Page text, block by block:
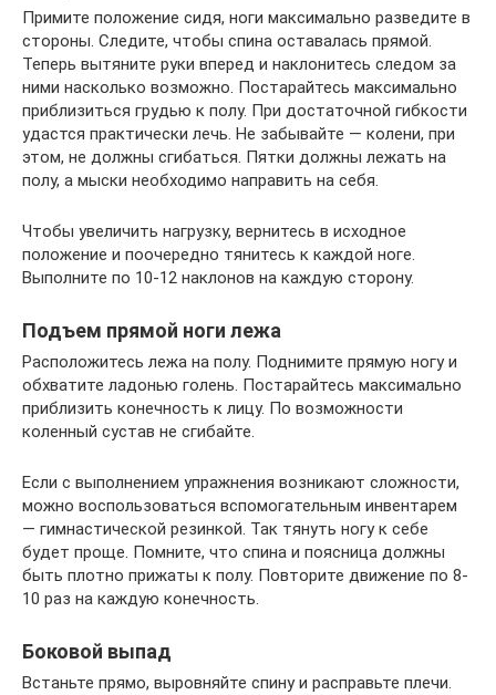
Примите положение сидя, ноги максимально разведите в
стороны. Следите, чтобы спина оставалась прямой.
Теперь вытяните руки вперед и наклонитесь следом за
ними насколько возможно. Постарайтесь максимально
приблизиться грудью к полу. При достаточной гибкости
удастся практически лечь. Не забывайте — колени, при
этом, не должны сгибаться. Пятки должны лежать на
полу, а мыски необходимо направить на себя.
Чтобы увеличить нагрузку, вернитесь в исходное
положение и поочередно тянитесь к каждой ноге.
Выполните по 10-12 наклонов на каждую сторону.
Подъем прямой ноги лежа
Расположитесь лежа на полу. Поднимите прямую ногу и
обхватите ладонью голень. Постарайтесь максимально
приблизить конечность к лицу. По возможности
коленный сустав не сгибайте.
Если с выполнением упражнения возникают сложности,
можно воспользоваться вспомогательным инвентарем
— гимнастической резинкой. Так тянуть ногу к себе
будет проще. Помните, что спина и поясница должны
быть плотно прижаты к полу. Повторите движение по 8-
10 раз на каждую конечность.
Боковой выпад
Встаньте прямо, выровняйте спину и расправьте плечи.